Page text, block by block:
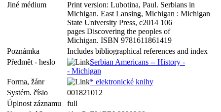
Jiné médium
Print version: Lubotina, Paul. Serbians in
Michigan. East Lansing, Michigan : Michigan
State University Press, c2014 106
pages Discovering the peoples of
Michigan. ISBN 9781611861419
Poznámka
Includes bibliographical references and index
Předmět - heslo
Serbian Americans -- History -
- Michigan
Forma, žánr
* elektronické knihy
Systém. číslo
001821012
Úplnost záznamu
full